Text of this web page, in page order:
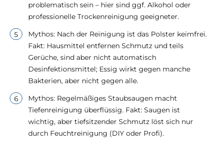
problematisch sein – hier sind ggf. Alkohol oder
professionelle Trockenreinigung geeigneter.
Mythos: Nach der Reinigung ist das Polster keimfrei.
Fakt: Hausmittel entfernen Schmutz und teils
Gerüche, sind aber nicht automatisch
Desinfektionsmittel; Essig wirkt gegen manche
Bakterien, aber nicht gegen alle.
Mythos: Regelmäßiges Staubsaugen macht
Tiefenreinigung überflüssig. Fakt: Saugen ist
wichtig, aber tiefsitzender Schmutz löst sich nur
durch Feuchtreinigung (DIY oder Profi).